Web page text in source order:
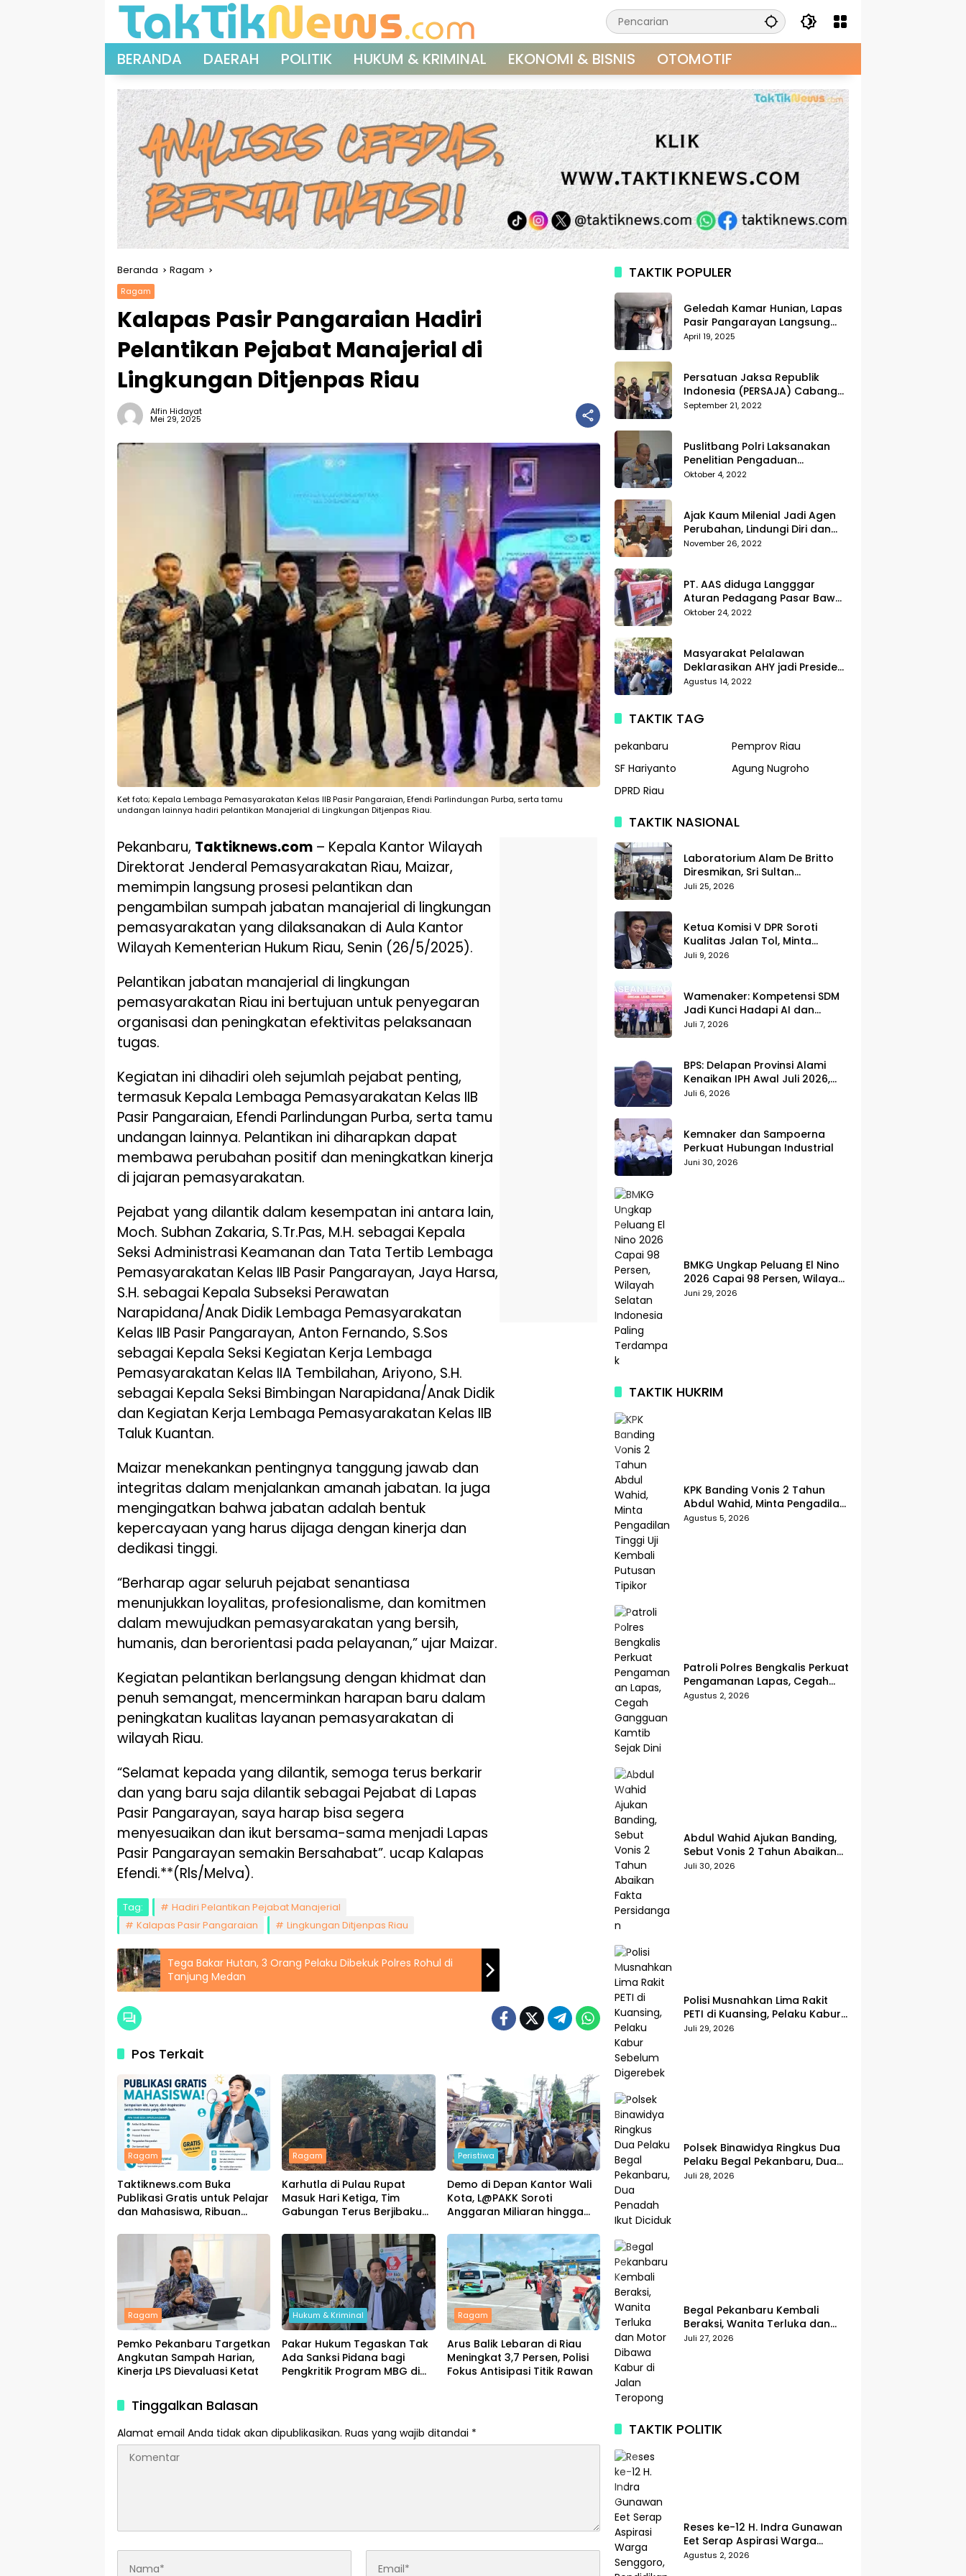
BERANDA DAERAH POLITIK HUKUM & KRIMINAL EKONOMI & BISNIS OTOMOTIF
Beranda Ragam
Ragam
Kalapas Pasir Pangaraian Hadiri
Pelantikan Pejabat Manajerial di
Lingkungan Ditjenpas Riau
Alfin Hidayat
Mei 29, 2025
Ket foto; Kepala Lembaga Pemasyarakatan Kelas IIB Pasir Pangaraian, Efendi Parlindungan Purba, serta tamu
undangan lainnya hadiri pelantikan Manajerial di Lingkungan Ditjenpas Riau.
Pekanbaru, Taktiknews.com – Kepala Kantor Wilayah
Direktorat Jenderal Pemasyarakatan Riau, Maizar,
memimpin langsung prosesi pelantikan dan
pengambilan sumpah jabatan manajerial di lingkungan
pemasyarakatan yang dilaksanakan di Aula Kantor
Wilayah Kementerian Hukum Riau, Senin (26/5/2025).
Pelantikan jabatan manajerial di lingkungan
pemasyarakatan Riau ini bertujuan untuk penyegaran
organisasi dan peningkatan efektivitas pelaksanaan
tugas.
Kegiatan ini dihadiri oleh sejumlah pejabat penting,
termasuk Kepala Lembaga Pemasyarakatan Kelas IIB
Pasir Pangaraian, Efendi Parlindungan Purba, serta tamu
undangan lainnya. Pelantikan ini diharapkan dapat
membawa perubahan positif dan meningkatkan kinerja
di jajaran pemasyarakatan.
Pejabat yang dilantik dalam kesempatan ini antara lain,
Moch. Subhan Zakaria, S.Tr.Pas, M.H. sebagai Kepala
Seksi Administrasi Keamanan dan Tata Tertib Lembaga
Pemasyarakatan Kelas IIB Pasir Pangarayan, Jaya Harsa,
S.H. sebagai Kepala Subseksi Perawatan
Narapidana/Anak Didik Lembaga Pemasyarakatan
Kelas IIB Pasir Pangarayan, Anton Fernando, S.Sos
sebagai Kepala Seksi Kegiatan Kerja Lembaga
Pemasyarakatan Kelas IIA Tembilahan, Ariyono, S.H.
sebagai Kepala Seksi Bimbingan Narapidana/Anak Didik
dan Kegiatan Kerja Lembaga Pemasyarakatan Kelas IIB
Taluk Kuantan.
Maizar menekankan pentingnya tanggung jawab dan
integritas dalam menjalankan amanah jabatan. Ia juga
mengingatkan bahwa jabatan adalah bentuk
kepercayaan yang harus dijaga dengan kinerja dan
dedikasi tinggi.
“Berharap agar seluruh pejabat senantiasa
menunjukkan loyalitas, profesionalisme, dan komitmen
dalam mewujudkan pemasyarakatan yang bersih,
humanis, dan berorientasi pada pelayanan,” ujar Maizar.
Kegiatan pelantikan berlangsung dengan khidmat dan
penuh semangat, mencerminkan harapan baru dalam
peningkatan kualitas layanan pemasyarakatan di
wilayah Riau.
“Selamat kepada yang dilantik, semoga terus berkarir
dan yang baru saja dilantik sebagai Pejabat di Lapas
Pasir Pangarayan, saya harap bisa segera
menyesuaikan dan ikut bersama-sama menjadi Lapas
Pasir Pangarayan semakin Bersahabat”. ucap Kalapas
Efendi.**(Rls/Melva).
Tag:
Hadiri Pelantikan Pejabat Manajerial
Kalapas Pasir Pangaraian
Lingkungan Ditjenpas Riau
Tega Bakar Hutan, 3 Orang Pelaku Dibekuk Polres Rohul di
Tanjung Medan
Pos Terkait
Ragam
Taktiknews.com Buka
Publikasi Gratis untuk Pelajar
dan Mahasiswa, Ribuan
Ragam
Karhutla di Pulau Rupat
Masuk Hari Ketiga, Tim
Gabungan Terus Berjibaku
Peristiwa
Demo di Depan Kantor Wali
Kota, L@PAKK Soroti
Anggaran Miliaran hingga
Ragam
Pemko Pekanbaru Targetkan
Angkutan Sampah Harian,
Kinerja LPS Dievaluasi Ketat
Hukum & Kriminal
Pakar Hukum Tegaskan Tak
Ada Sanksi Pidana bagi
Pengkritik Program MBG di
Ragam
Arus Balik Lebaran di Riau
Meningkat 3,7 Persen, Polisi
Fokus Antisipasi Titik Rawan
Tinggalkan Balasan
Alamat email Anda tidak akan dipublikasikan. Ruas yang wajib ditandai *
TAKTIK POPULER
Geledah Kamar Hunian, Lapas
Pasir Pangarayan Langsung
Musnahkan Hasil Temuan
April 19, 2025
Persatuan Jaksa Republik
Indonesia (PERSAJA) Cabang
Kejaksaan Negeri Tanggamus
September 21, 2022
Puslitbang Polri Laksanakan
Penelitian Pengaduan
Masyarakat (Dumas) Guna
Oktober 4, 2022
Ajak Kaum Milenial Jadi Agen
Perubahan, Lindungi Diri dan
Sekitar dari Kekerasan
November 26, 2022
PT. AAS diduga Langggar
Aturan Pedagang Pasar Bawah
Geruduk Kantor DPRD
Oktober 24, 2022
Masyarakat Pelalawan
Deklarasikan AHY jadi Presiden
dalam Gerak Jalan Santai
Agustus 14, 2022
TAKTIK TAG
pekanbaru
Pemprov Riau
SF Hariyanto
Agung Nugroho
DPRD Riau
TAKTIK NASIONAL
Laboratorium Alam De Britto
Diresmikan, Sri Sultan
Tegaskan Pendidikan Harus
Juli 25, 2026
Ketua Komisi V DPR Soroti
Kualitas Jalan Tol, Minta
Standar Pelayanan Diperketat
Juli 9, 2026
Wamenaker: Kompetensi SDM
Jadi Kunci Hadapi AI dan
Transformasi Dunia Kerja
Juli 7, 2026
BPS: Delapan Provinsi Alami
Kenaikan IPH Awal Juli 2026,
Cabai Merah dan Beras Jadi
Juli 6, 2026
Kemnaker dan Sampoerna
Perkuat Hubungan Industrial
Juni 30, 2026
BMKG Ungkap Peluang El Nino
2026 Capai 98 Persen, Wilayah
Selatan Indonesia Paling
Juni 29, 2026
TAKTIK HUKRIM
KPK Banding Vonis 2 Tahun
Abdul Wahid, Minta Pengadilan
Tinggi Uji Kembali Putusan
Agustus 5, 2026
Patroli Polres Bengkalis Perkuat
Pengamanan Lapas, Cegah
Gangguan Kamtib Sejak Dini
Agustus 2, 2026
Abdul Wahid Ajukan Banding,
Sebut Vonis 2 Tahun Abaikan
Fakta Persidangan
Juli 30, 2026
Polisi Musnahkan Lima Rakit
PETI di Kuansing, Pelaku Kabur
Sebelum Digerebek
Juli 29, 2026
Polsek Binawidya Ringkus Dua
Pelaku Begal Pekanbaru, Dua
Penadah Ikut Diciduk
Juli 28, 2026
Begal Pekanbaru Kembali
Beraksi, Wanita Terluka dan
Motor Dibawa Kabur di Jalan
Juli 27, 2026
TAKTIK POLITIK
Reses ke-12 H. Indra Gunawan
Eet Serap Aspirasi Warga
Senggoro, Pendidikan hingga
Agustus 2, 2026